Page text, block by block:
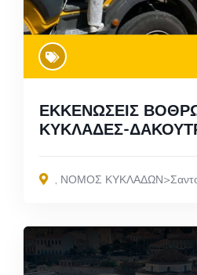
ΕΚΚΕΝΩΣΕΙΣ
ΚΥΚΛΑΔΕΣ-
, ΝΟΜΟΣ